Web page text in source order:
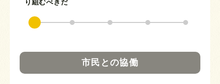
り組むべきだ
市民との協働